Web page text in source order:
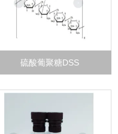
硫酸葡聚糖DSS